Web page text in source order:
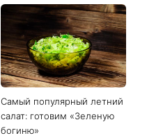
Самый популярный летний
салат: готовим «Зеленую
богиню»